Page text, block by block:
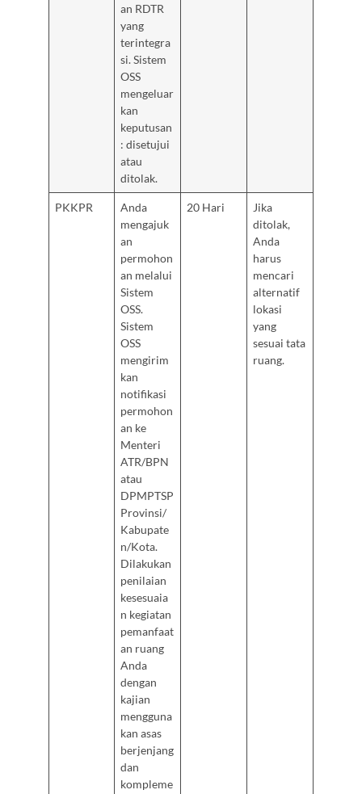
an RDTR
yang
terintegra
si. Sistem
OSS
mengeluar
kan
keputusan
: disetujui
atau
ditolak.
PKKPR
Anda
mengajuk
an
permohon
an melalui
Sistem
OSS.
Sistem
OSS
mengirim
kan
notifikasi
permohon
an ke
Menteri
ATR/BPN
atau
DPMPTSP
Provinsi/
Kabupate
n/Kota.
Dilakukan
penilaian
kesesuaia
n kegiatan
pemanfaat
an ruang
Anda
dengan
kajian
mengguna
kan asas
berjenjang
dan
kompleme
20 Hari
Jika
ditolak,
Anda
harus
mencari
alternatif
lokasi
yang
sesuai tata
ruang.